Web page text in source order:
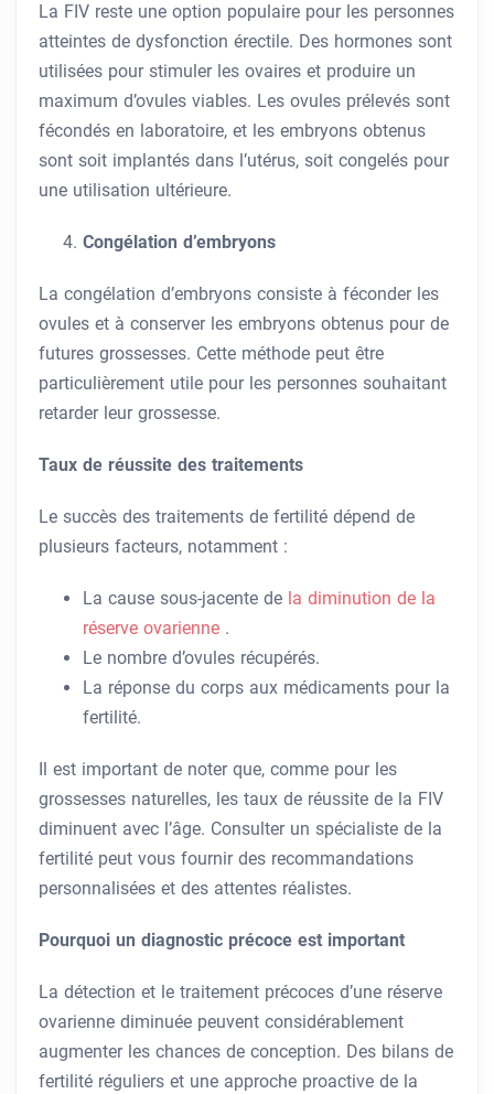
La FIV reste une option populaire pour les personnes
atteintes de dysfonction érectile. Des hormones sont
utilisées pour stimuler les ovaires et produire un
maximum d’ovules viables. Les ovules prélevés sont
fécondés en laboratoire, et les embryons obtenus
sont soit implantés dans l’utérus, soit congelés pour
une utilisation ultérieure.
Congélation d’embryons
La congélation d’embryons consiste à féconder les
ovules et à conserver les embryons obtenus pour de
futures grossesses. Cette méthode peut être
particulièrement utile pour les personnes souhaitant
retarder leur grossesse.
Taux de réussite des traitements
Le succès des traitements de fertilité dépend de
plusieurs facteurs, notamment :
La cause sous-jacente de la diminution de la
réserve ovarienne .
Le nombre d’ovules récupérés.
La réponse du corps aux médicaments pour la
fertilité.
Il est important de noter que, comme pour les
grossesses naturelles, les taux de réussite de la FIV
diminuent avec l’âge. Consulter un spécialiste de la
fertilité peut vous fournir des recommandations
personnalisées et des attentes réalistes.
Pourquoi un diagnostic précoce est important
La détection et le traitement précoces d’une réserve
ovarienne diminuée peuvent considérablement
augmenter les chances de conception. Des bilans de
fertilité réguliers et une approche proactive de la